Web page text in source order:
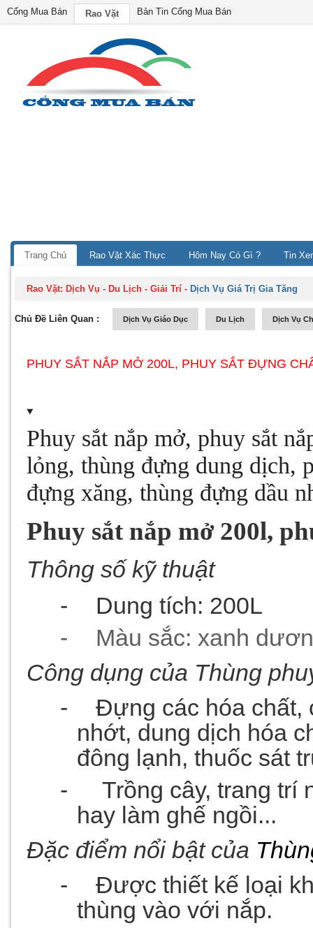
Cổng Mua Bán Rao Vặt Bản Tin Cổng Mua Bán
Trang Chủ Rao Vặt Xác Thực Hôm Nay Có Gì ? Tin
Rao Vặt: Dịch Vụ - Du Lịch - Giải Trí - Dịch Vụ Giá Trị Gia Tăng
Chủ Đề Liên Quan : Dịch Vụ Giáo Dục Du Lịch Dịch Vụ
PHUY SẮT NẮP MỞ 200L, PHUY SẮT ĐỰNG
Phuy sắt nắp mở, phuy sắt
lỏng, thùng đựng dung dịch,
đựng xăng, thùng đựng dầu
Phuy sắt nắp mở 200l,
Thông số kỹ thuật
-
Dung tích: 200L
-
Màu sắc: xanh
Công dụng của Thùng
-
Đựng các hóa chất,
nhớt, dung dịch hóa
đông lạnh, thuốc sát
-
Trồng cây, trang trí
hay làm ghế ngồi...
Đặc điểm nổi bật của
-
Được thiết kế loại
thùng vào với nắp.